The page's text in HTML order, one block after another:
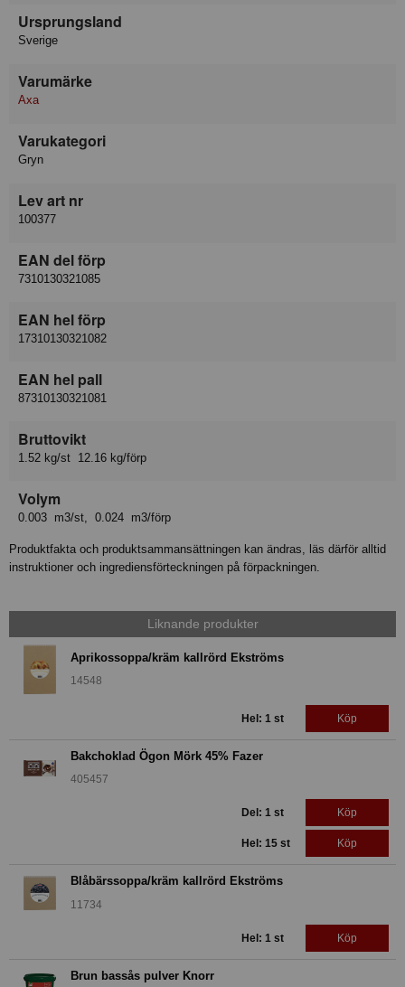
Ursprungsland
Sverige
Varumärke
Axa
Varukategori
Gryn
Lev art nr
100377
EAN del förp
7310130321085
EAN hel förp
17310130321082
EAN hel pall
87310130321081
Bruttovikt
1.52 kg/st 12.16 kg/förp
Volym
0.003 m3/st, 0.024 m3/förp
Produktfakta och produktsammansättningen kan ändras, läs därför alltid
instruktioner och ingrediensförteckningen på förpackningen.
Liknande produkter
Aprikossoppa/kräm kallrörd Ekströms
14548
Hel: 1 st Köp
Bakchoklad Ögon Mörk 45% Fazer
405457
Del: 1 st Köp
Hel: 15 st Köp
Blåbärssoppa/kräm kallrörd Ekströms
11734
Hel: 1 st Köp
Brun bassås pulver Knorr